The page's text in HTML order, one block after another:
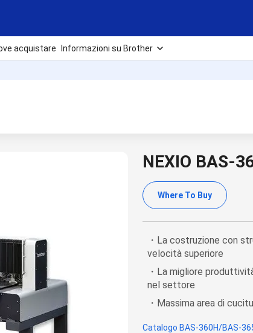
acquistare Informazioni su Brother
NEXIO BAS-
Where To Buy
・La costruzione con
velocità superiore
・La migliore
nel settore
・Massima area di
Catalogo BAS-360H/BAS-